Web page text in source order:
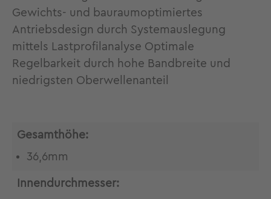
Gewichts- und bauraumoptimiertes
Antriebsdesign durch Systemauslegung
mittels Lastprofilanalyse Optimale
Regelbarkeit durch hohe Bandbreite und
niedrigsten Oberwellenanteil
Gesamthöhe:
36,6mm
Innendurchmesser: